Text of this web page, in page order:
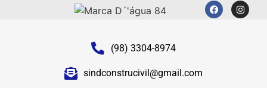
(98) 3304-8974
sindconstrucivil@gmail.com